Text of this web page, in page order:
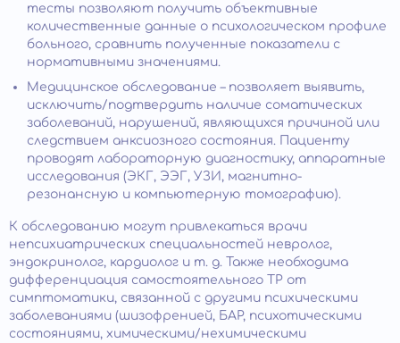
тесты позволяют получить объективные
количественные данные о психологическом профиле
больного, сравнить полученные показатели с
нормативными значениями.
Медицинское обследование – позволяет выявить,
исключить/подтвердить наличие соматических
заболеваний, нарушений, являющихся причиной или
следствием анксиозного состояния. Пациенту
проводят лабораторную диагностику, аппаратные
исследования (ЭКГ, ЭЭГ, УЗИ, магнитно-
резонансную и компьютерную томографию).
К обследованию могут привлекаться врачи
непсихиатрических специальностей невролог,
эндокринолог, кардиолог и т. д. Также необходима
дифференциация самостоятельного ТР от
симптоматики, связанной с другими психическими
заболеваниями (шизофренией, БАР, психотическими
состояниями, химическими/нехимическими